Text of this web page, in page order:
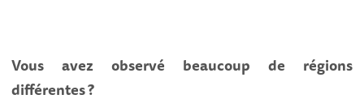
Vous avez observé beaucoup de régions
différentes ?